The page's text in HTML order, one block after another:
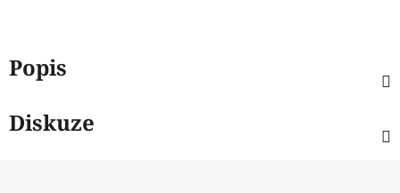
Popis
Diskuze